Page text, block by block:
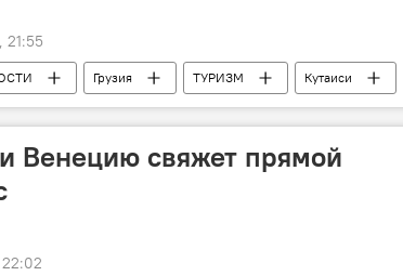
21:55
Грузия ТУРИЗМ
Кутаиси
авиации
Wizz Air
Венецию свяжет прямой
22:02